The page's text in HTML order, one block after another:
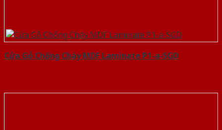
Cửa Gỗ Chống Cháy MDF Laminate P1-a-SGD